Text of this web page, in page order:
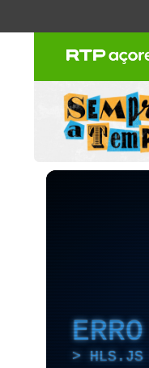
ERRO
HLS.JS